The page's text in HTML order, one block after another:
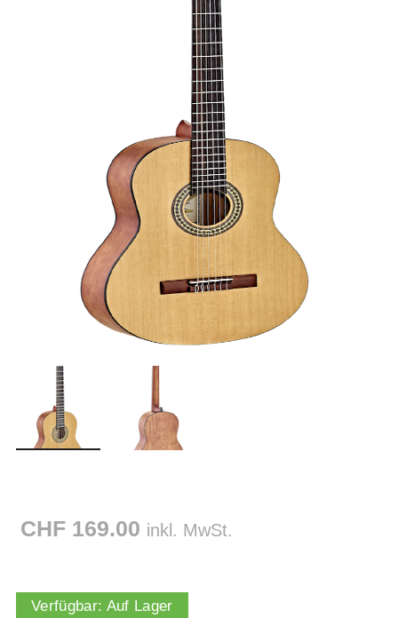
CHF 169.00 inkl. MwSt.
Verfügbar: Auf Lager